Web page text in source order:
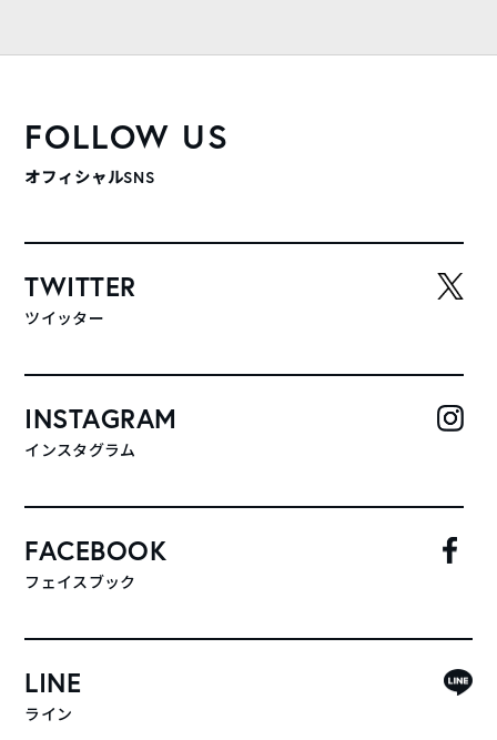
FOLLOW US
オフィシャルSNS
TWITTER
ツイッター
INSTAGRAM
インスタグラム
FACEBOOK
フェイスブック
LINE
ライン